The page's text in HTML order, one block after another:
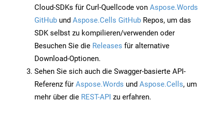
Cloud-SDKs für Curl-Quellcode von Aspose.Words
GitHub und Aspose.Cells GitHub Repos, um das
SDK selbst zu kompilieren/verwenden oder
Besuchen Sie die Releases für alternative
Download-Optionen.
Sehen Sie sich auch die Swagger-basierte API-
Referenz für Aspose.Words und Aspose.Cells, um
mehr über die REST-API zu erfahren.